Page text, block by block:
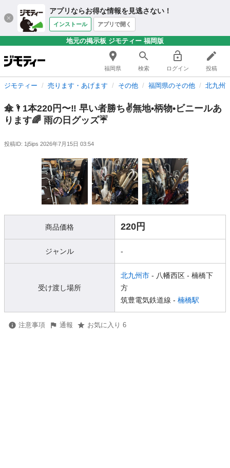
アプリならお得な情報を見逃さない！
インストール アプリで開く
地元の掲示板 ジモティー 福岡版
福岡県 検索 ログイン 投稿
ジモティー 売ります・あげます その他 福岡県のその他 北九州
傘🌂1本220円〜‼️ 早い者勝ち✌️無地•柄物•ビニールあ
ります🌈 雨の日グッズ☔️
投稿ID: 1j5ips 2026年7月15日 03:54
商品価格 220円
ジャンル -
受け渡し場所
北九州市 - 八幡西区 - 楠橋下
方
筑豊電気鉄道線 - 楠橋駅
注意事項 通報 お気に入り 6